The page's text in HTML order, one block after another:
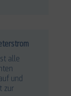
alle
und
zur